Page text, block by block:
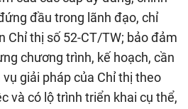
đầu trong lãnh đạo, chỉ
Chỉ thị số 52-CT/TW; bảo đảm
chương trình, kế hoạch, cần
giải pháp của Chỉ thị theo
và có lộ trình triển khai cụ thể,